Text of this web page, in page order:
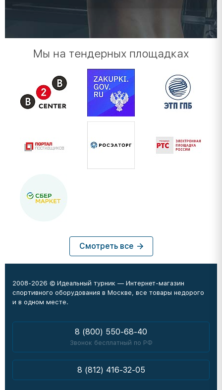
Мы на тендерных площадках
Смотреть все
2008-2026 © Идеальный турник — Интернет-магазин
спортивного оборудования в Москве, все товары недорого
и в одном месте.
8 (800) 550-68-40
Звонок бесплатный по РФ
8 (812) 416-32-05